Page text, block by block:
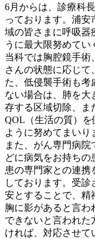
6月からは、診療科
っております。浦
域の皆さまに呼吸器
うに最大限努めてい
当科では胸腔鏡手術
さんの状態に応じて
た、低侵襲手術も考
ない場合は、肺を大
存する区域切除、ま
QOL（生活の質）
ように努めてまいり
また、がん専門病
どに病気をお持ち
患の専門家との連携
しております。受診
安とすることで、精
胸に影があると言わ
できないと言われた
ければ、対応させて